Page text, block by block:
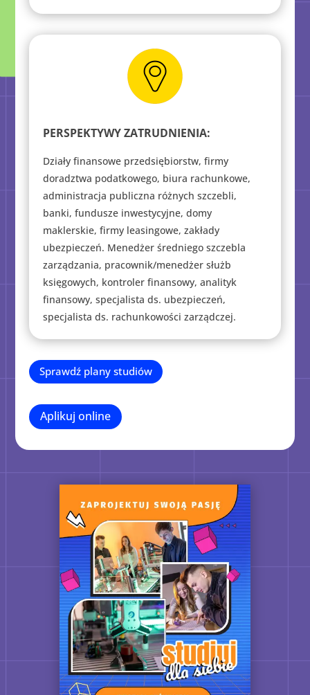
PERSPEKTYWY ZATRUDNIENIA:
Działy finansowe przedsiębiorstw, firmy
doradztwa podatkowego, biura rachunkowe,
administracja publiczna różnych szczebli,
banki, fundusze inwestycyjne, domy
maklerskie, firmy leasingowe, zakłady
ubezpieczeń. Menedżer średniego szczebla
zarządzania, pracownik/menedżer służb
księgowych, kontroler finansowy, analityk
finansowy, specjalista ds. ubezpieczeń,
specjalista ds. rachunkowości zarządczej.
Sprawdź plany studiów
Aplikuj online